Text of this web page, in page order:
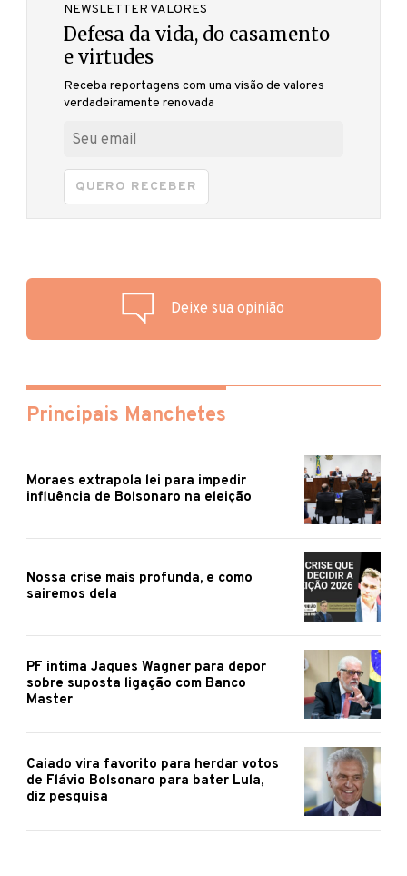
NEWSLETTER VALORES
Defesa da vida, do casamento
e virtudes
Receba reportagens com uma visão de valores
verdadeiramente renovada
QUERO RECEBER
Deixe sua opinião
Principais Manchetes
Moraes extrapola lei para impedir
influência de Bolsonaro na eleição
Nossa crise mais profunda, e como
sairemos dela
PF intima Jaques Wagner para depor
sobre suposta ligação com Banco
Master
Caiado vira favorito para herdar votos
de Flávio Bolsonaro para bater Lula,
diz pesquisa